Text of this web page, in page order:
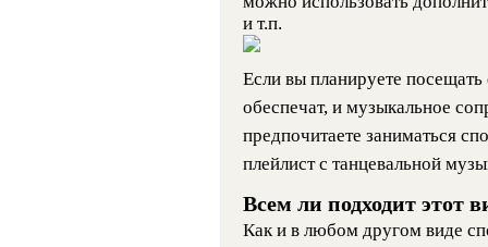
и т.п.
Если вы планируете
обеспечат, и музыкальное
предпочитаете заниматься
плейлист с танцевальной
Всем ли подходит этот
Как и в любом другом виде